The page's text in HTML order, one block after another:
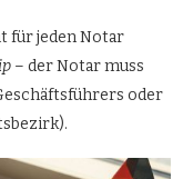
für jeden Notar
– der Notar muss
oder